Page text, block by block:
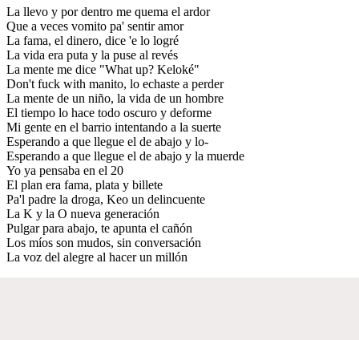
La llevo y por dentro me quema el ardor
Que a veces vomito pa' sentir amor
La fama, el dinero, dice 'e lo logré
La vida era puta y la puse al revés
La mente me dice "What up? Keloké"
Don't fuck with manito, lo echaste a perder
La mente de un niño, la vida de un hombre
El tiempo lo hace todo oscuro y deforme
Mi gente en el barrio intentando a la suerte
Esperando a que llegue el de abajo y lo-
Esperando a que llegue el de abajo y la muerde
Yo ya pensaba en el 20
El plan era fama, plata y billete
Pa'l padre la droga, Keo un delincuente
La K y la O nueva generación
Pulgar para abajo, te apunta el cañón
Los míos son mudos, sin conversación
La voz del alegre al hacer un millón